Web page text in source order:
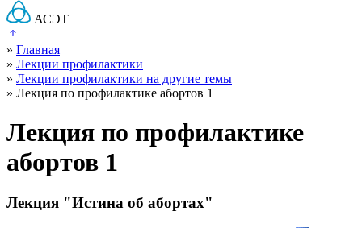
АСЭТ
» Главная
» Лекции профилактики
» Лекции профилактики на другие темы
» Лекция по профилактике абортов 1
Лекция по профилактике
абортов 1
Лекция "Истина об абортах"